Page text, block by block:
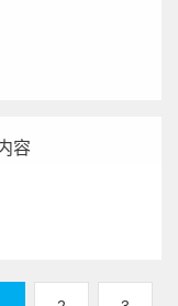
容